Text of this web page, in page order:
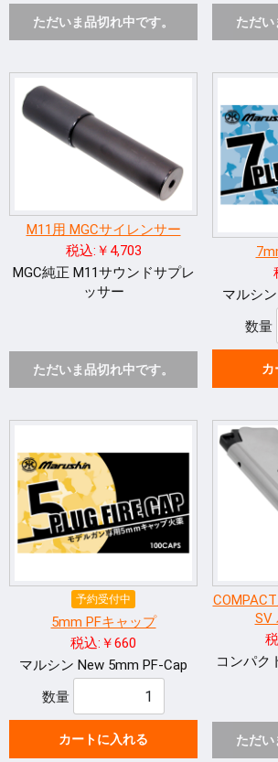
ただいま品切れ中です。 ただい
M11用 MGCサイレンサー
税込:￥4,703
MGC純正 M11サウンドサプレ
ッサー
ただいま品切れ中です。
マルシ
数量
カ
予約受付中
5mm PFキャップ
税込:￥660
マルシン New 5mm PF-Cap
数量
カートに入れる
SV
コンパク
ただい